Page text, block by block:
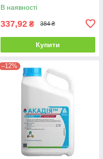
В наявності
337,92 ₴ 384 ₴
Купити
–12%